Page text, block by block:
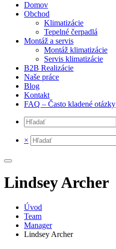
Domov
Obchod
Klimatizácie
Tepelné čerpadlá
Montáž a servis
Montáž klimatizácie
Servis klimatizácie
B2B Realizácie
Naše práce
Blog
Kontakt
FAQ – Často kladené otázky
×
Lindsey Archer
Úvod
Team
Manager
Lindsey Archer